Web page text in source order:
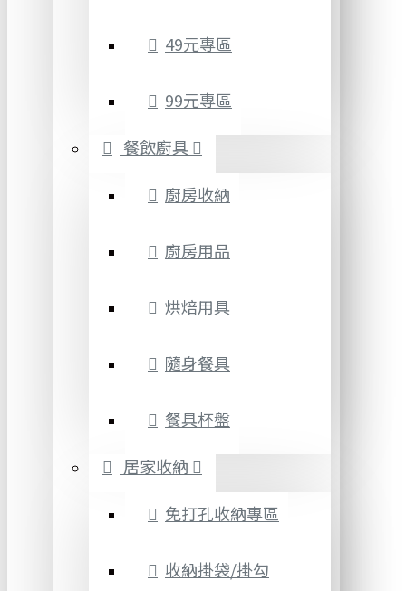
49元專區
99元專區
餐飲廚具
廚房收納
廚房用品
烘焙用具
隨身餐具
餐具杯盤
居家收納
免打孔收納專區
收納掛袋/掛勾